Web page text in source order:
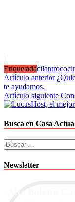
Etiquetadacilantro
Navegación
de
entradas
Artículo anterior
te ayudamos.
Artículo siguiente
Busca en Casa
Buscar:
Newsletter